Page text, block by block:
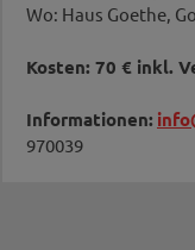
Wo: Haus Goethe,
Kosten: 70 € inkl.
Informationen:
970039